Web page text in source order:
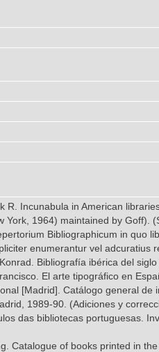
R. Incunabula in American
York, 1964) maintained by Goff).
Bibliographicum in quo
enumerantur vel adcuratius
Bibliografía ibérica del
El arte tipográfico en
[Madrid]. Catálogo general
1989-90. (Adiciones y
das bibliotecas portuguesas.
Catalogue of books printed in